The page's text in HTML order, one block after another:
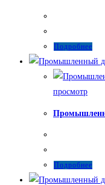
Подробнее
просмотр
Подробнее